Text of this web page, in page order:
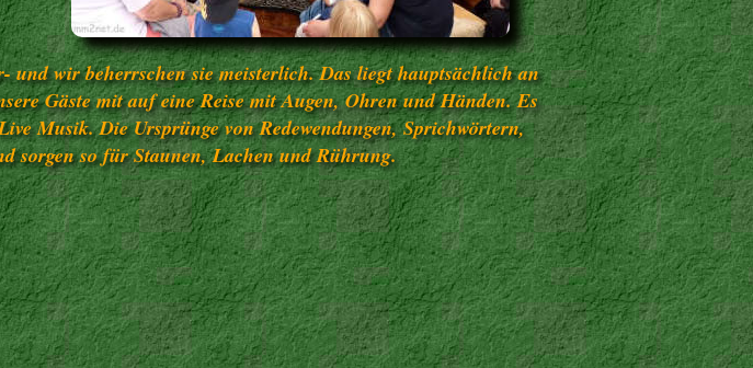
wir beherrschen sie meisterlich. Das liegt hauptsächlich an
Gäste mit auf eine Reise mit Augen, Ohren und Händen. Es
Musik. Die Ursprünge von Redewendungen, Sprichwörtern,
sorgen so für Staunen, Lachen und Rührung.